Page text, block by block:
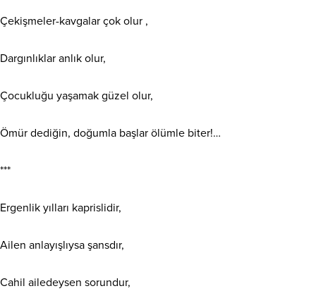
Çekişmeler-kavgalar çok olur ,
Dargınlıklar anlık olur,
Çocukluğu yaşamak güzel olur,
Ömür dediğin, doğumla başlar ölümle biter!…
***
Ergenlik yılları kaprislidir,
Ailen anlayışlıysa şansdır,
Cahil ailedeysen sorundur,